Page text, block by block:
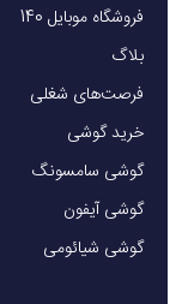
فروشگاه موبایل 140
بلاگ
فرصت‌های شغلی
خرید گوشی
گوشی سامسونگ
گوشی آیفون
گوشی شیائومی